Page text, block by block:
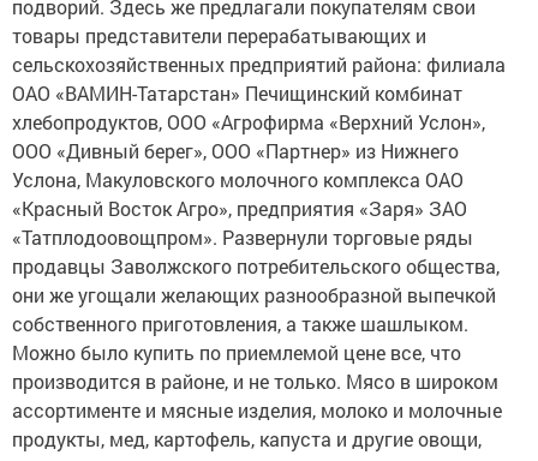
подворий. Здесь же предлагали покупателям свои
товары представители перерабатывающих и
сельскохозяйственных предприятий района: филиала
ОАО «ВАМИН-Татарстан» Печищинский комбинат
хлебопродуктов, ООО «Агрофирма «Верхний Услон»,
ООО «Дивный берег», ООО «Партнер» из Нижнего
Услона, Макуловского молочного комплекса ОАО
«Красный Восток Агро», предприятия «Заря» ЗАО
«Татплодоовощпром». Развернули торговые ряды
продавцы Заволжского потребительского общества,
они же угощали желающих разнообразной выпечкой
собственного приготовления, а также шашлыком.
Можно было купить по приемлемой цене все, что
производится в районе, и не только. Мясо в широком
ассортименте и мясные изделия, молоко и молочные
продукты, мед, картофель, капуста и другие овощи,